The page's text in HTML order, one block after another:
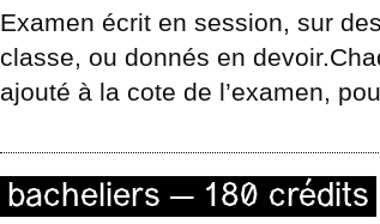
Examen écrit en session, sur
classe, ou donnés en
ajouté à la cote de l’examen,
bacheliers — 180 crédits